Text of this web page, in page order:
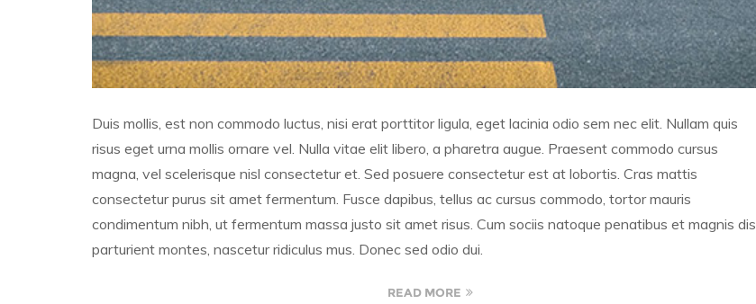
Duis mollis, est non commodo luctus, nisi erat porttitor ligula, eget lacinia odio sem nec elit. Nullam quis
risus eget urna mollis ornare vel. Nulla vitae elit libero, a pharetra augue. Praesent commodo cursus
magna, vel scelerisque nisl consectetur et. Sed posuere consectetur est at lobortis. Cras mattis
consectetur purus sit amet fermentum. Fusce dapibus, tellus ac cursus commodo, tortor mauris
condimentum nibh, ut fermentum massa justo sit amet risus. Cum sociis natoque penatibus et magnis dis
parturient montes, nascetur ridiculus mus. Donec sed odio dui.
READ MORE